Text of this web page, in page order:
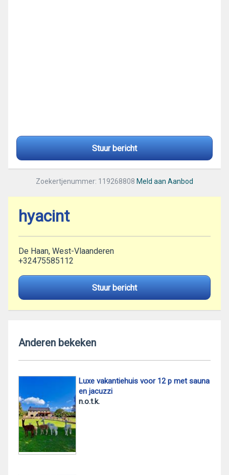
Stuur bericht
Zoekertjenummer: 119268808 Meld aan Aanbod
hyacint
De Haan, West-Vlaanderen
+32475585112
Stuur bericht
Anderen bekeken
Luxe vakantiehuis voor 12 p met sauna
en jacuzzi
n.o.t.k.